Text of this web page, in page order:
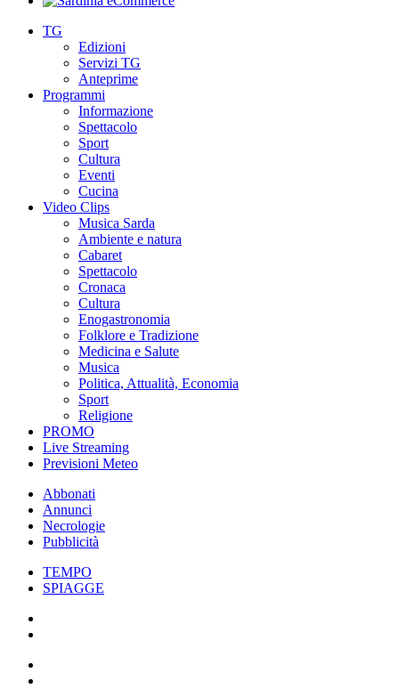
TG
Edizioni
Servizi TG
Anteprime
Programmi
Informazione
Spettacolo
Sport
Cultura
Eventi
Cucina
Video Clips
Musica Sarda
Ambiente e natura
Cabaret
Spettacolo
Cronaca
Cultura
Enogastronomia
Folklore e Tradizione
Medicina e Salute
Musica
Politica, Attualità, Economia
Sport
Religione
PROMO
Live Streaming
Previsioni Meteo
Abbonati
Annunci
Necrologie
Pubblicità
TEMPO
SPIAGGE